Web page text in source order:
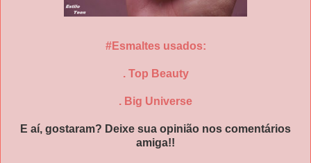
#Esmaltes usados:
. Top Beauty
. Big Universe
E aí, gostaram? Deixe sua opinião nos comentários
amiga!!